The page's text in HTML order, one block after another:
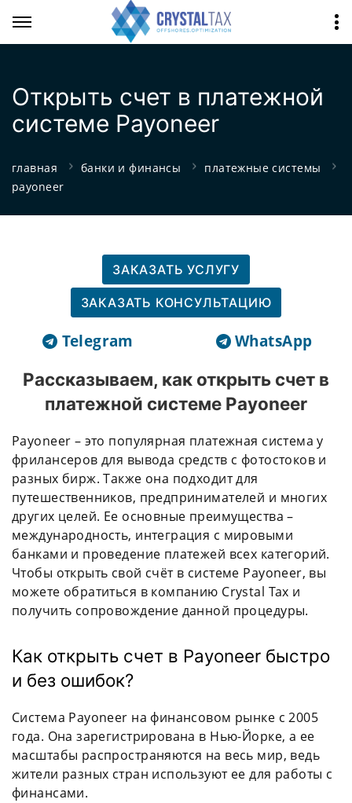
Открыть счет в платежной
системе Payoneer
главная банки и финансы
платежные системы
payoneer
ЗАКАЗАТЬ УСЛУГУ
ЗАКАЗАТЬ КОНСУЛЬТАЦИЮ
Telegram WhatsApp
Рассказываем, как открыть счет в
платежной системе Payoneer
Payoneer – это популярная платежная система у
фрилансеров для вывода средств с фотостоков и
разных бирж. Также она подходит для
путешественников, предпринимателей и многих
других целей. Ее основные преимущества –
международность, интеграция с мировыми
банками и проведение платежей всех категорий.
Чтобы открыть свой счёт в системе Payoneer, вы
можете обратиться в компанию Crystal Tax и
получить сопровождение данной процедуры.
Как открыть счет в Payoneer быстро
и без ошибок?
Система Payoneer на финансовом рынке с 2005
года. Она зарегистрирована в Нью-Йорке, а ее
масштабы распространяются на весь мир, ведь
жители разных стран используют ее для работы с
финансами.